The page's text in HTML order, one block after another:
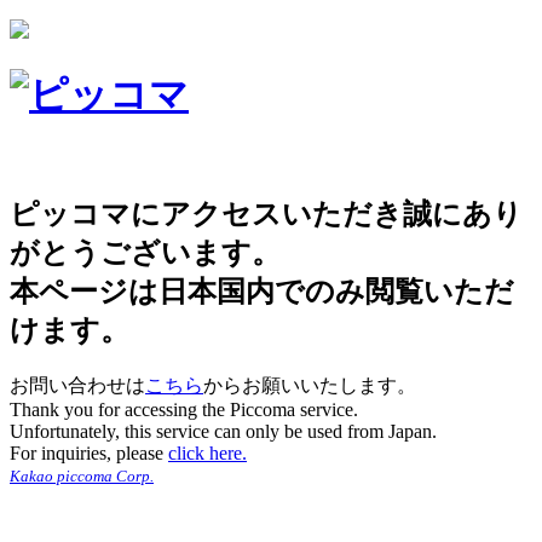
ピッコマにアクセスいただき誠にあり
がとうございます。
本ページは日本国内でのみ閲覧いただ
けます。
お問い合わせはこちらからお願いいたします。
Thank you for accessing the Piccoma service.
Unfortunately, this service can only be used from Japan.
For inquiries, please click here.
Kakao piccoma Corp.